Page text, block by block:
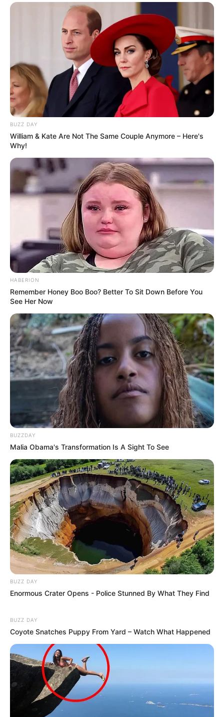
BUZZ DAY
William & Kate Are Not The Same Couple Anymore – Here's
Why!
HABERION
Remember Honey Boo Boo? Better To Sit Down Before You
See Her Now
BUZZDAY
Malia Obama's Transformation Is A Sight To See
BUZZ DAY
Enormous Crater Opens - Police Stunned By What They Find
BUZZ DAY
Coyote Snatches Puppy From Yard – Watch What Happened